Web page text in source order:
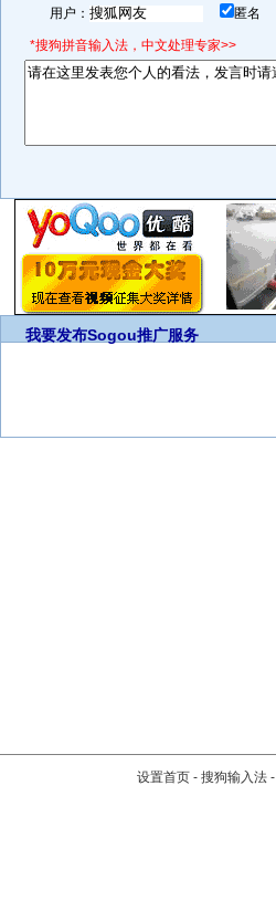
用户： 匿名
*搜狗拼音输入法，中文处理专家>>
我要发布Sogou推广服务
设置首页 - 搜狗输入法 -